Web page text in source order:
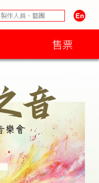
售票